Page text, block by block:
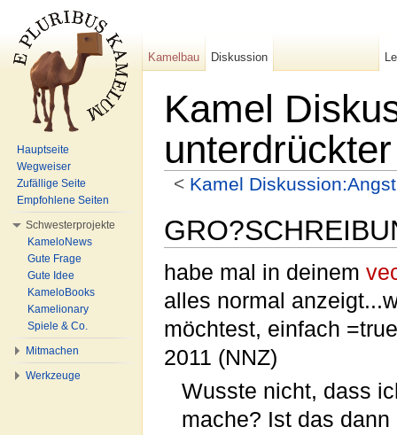
Kamel
< Kamel
habe mal in deinem
alles normal
möchtest, einfach
2011 (NNZ)
Wusste nicht, dass
mache? Ist das
Kamelbau Diskussion
Hauptseite
Wegweiser
Zufällige Seite
Empfohlene Seiten
Schwesterprojekte
KameloNews
Gute Frage
Gute Idee
KameloBooks
Kamelionary
Spiele & Co.
Mitmachen
Werkzeuge